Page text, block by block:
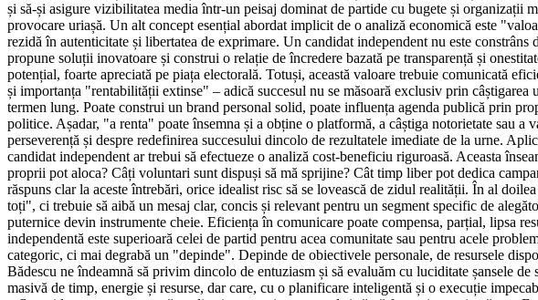
și să-și asigure vizibilitatea media într-un peisaj dominat de partide cu bugete și
provocare uriașă. Un alt concept esențial abordat implicit de o analiză economică este
rezidă în autenticitate și libertatea de exprimare. Un candidat independent nu este
propune soluții inovatoare și construi o relație de încredere bazată pe transparență și
potențial, foarte apreciată pe piața electorală. Totuși, această valoare trebuie comunicată
și importanța "rentabilității extinse" – adică succesul nu se măsoară exclusiv prin
termen lung. Poate construi un brand personal solid, poate influența agenda publică prin
politice. Așadar, "a renta" poate însemna și a obține o platformă, a câștiga notorietate sau
perseverență și despre redefinirea succesului dincolo de rezultatele imediate de la urne.
candidat independent ar trebui să efectueze o analiză cost-beneficiu riguroasă. Aceasta
proprii pot aloca? Câți voluntari sunt dispuși să mă sprijine? Cât timp liber pot dedica
răspuns clar la aceste întrebări, orice idealist risc să se lovească de zidul realității. În al
toți", ci trebuie să aibă un mesaj clar, concis și relevant pentru un segment specific de
puternice devin instrumente cheie. Eficiența în comunicare poate compensa, parțial, lipsa
independentă este superioară celei de partid pentru acea comunitate sau pentru acele
categoric, ci mai degrabă un "depinde". Depinde de obiectivele personale, de resursele
Bădescu ne îndeamnă să privim dincolo de entuziasm și să evaluăm cu luciditate șansele
masivă de timp, energie și resurse, dar care, cu o planificare inteligentă și o execuție